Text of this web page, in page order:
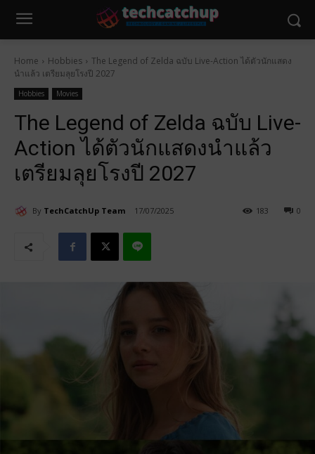
Home Hobbies
The Legend of Zelda ฉบับ Live-Action ได้ตัวนักแสดง
นำแล้ว เตรียมลุยโรงปี 2027
Hobbies Movies
The Legend of Zelda ฉบับ Live-
Action ได้ตัวนักแสดงนำแล้ว
เตรียมลุยโรงปี 2027
By TechCatchUp Team 17/07/2025 0
183